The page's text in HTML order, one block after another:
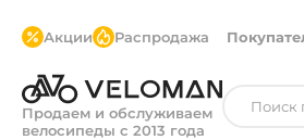
Акции Распродажа
Продаем и обслуживаем
велосипеды с 2013 года